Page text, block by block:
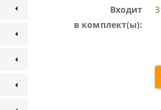
Входит
в комплект(ы):